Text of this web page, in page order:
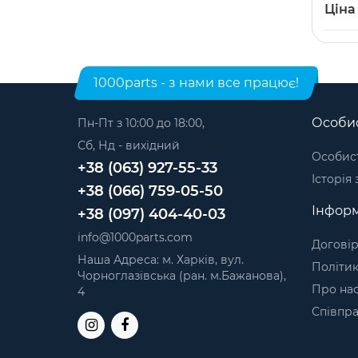
1000parts - з нами все працює!
Пн-Пт з 10:00 до 18:00,
Сб, Нд - вихідний
+38 (063) 927-55-33
+38 (066) 759-05-50
+38 (097) 404-40-03
info@1000parts.com
Наша Адреса: м. Харків, вул.
Чорноглазівська (ран. м.Бажанова),
4
Про